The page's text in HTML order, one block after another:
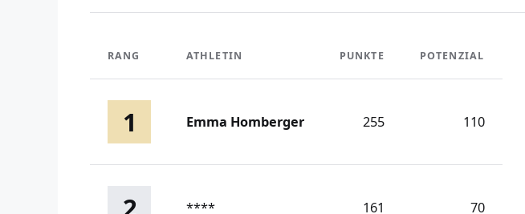
RANG ATHLETIN PUNKTE POTENZIAL
1 Emma Homberger 255 110
**** 161 70